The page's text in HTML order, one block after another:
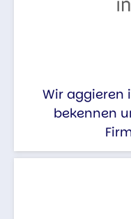
Wir aggieren
bekennen